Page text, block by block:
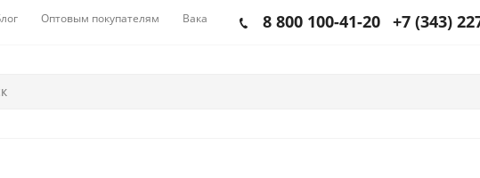
Оптовым покупателям Вакансии 8 800 100-41-20 +7 (343)